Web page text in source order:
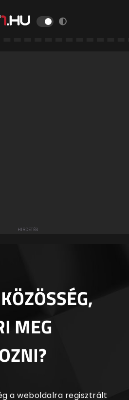
MEG
a weboldalra regisztrált